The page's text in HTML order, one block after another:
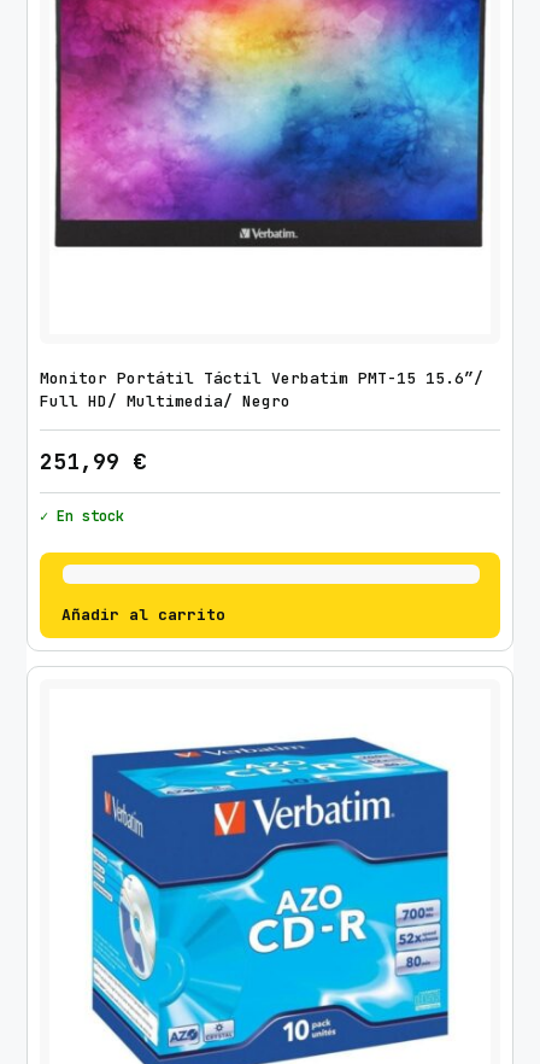
Monitor Portátil Táctil Verbatim PMT-15 15.6″/
Full HD/ Multimedia/ Negro
251,99 €
✓ En stock
Añadir al carrito